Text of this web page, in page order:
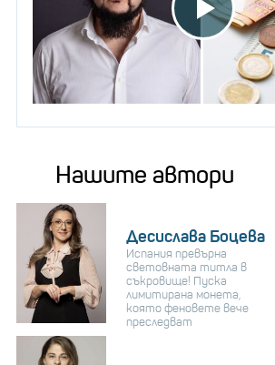
Нашите автори
Десислава Боцева
Испания превърна
световната титла в
съкровище! Пуска
лимитирана монета,
която феновете вече
преследват